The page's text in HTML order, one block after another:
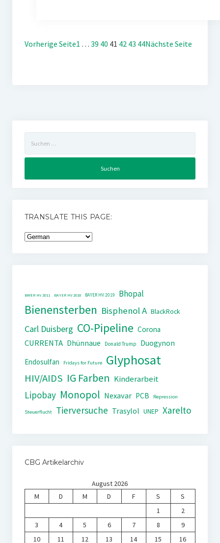
Vorherige Seite1 … 39 40 41 42 43 44Nächste Seite
nach:
TRANSLATE THIS PAGE:
BAYER HV 2011 BAYER HV 2018 BAYER HV 2019 Bhopal
Bienensterben Bisphenol A BlackRock
Carl Duisberg CO-Pipeline Corona
CURRENTA Dhünnaue Donald Trump
Duogynon
Endosulfan
Fridays for Future Glyphosat
HIV/AIDS IG Farben Kinderarbeit
Lipobay Monopol Nexavar PCB Repression
Steuerflucht Tierversuche Trasylol UNEP Xarelto
CBG Artikelarchiv
August 2026
M
D M D F S
S
1
2
3
4 5 6 7 8
9
10
11 12 13 14 15 16